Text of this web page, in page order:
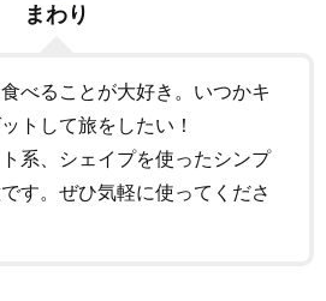
まわり
べることが大好き。いつかキ
トして旅をしたい！
系、シェイプを使ったシンプ
す。ぜひ気軽に使ってくださ